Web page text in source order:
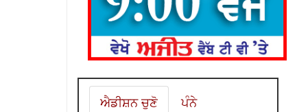
ਐਡੀਸ਼ਨ ਚੁਣੋ ਪੰਨੇ